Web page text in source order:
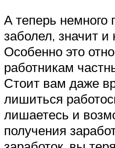
А теперь немного
заболел, значит и
Особенно это
работникам
Стоит вам даже
лишиться
лишаетесь и
получения